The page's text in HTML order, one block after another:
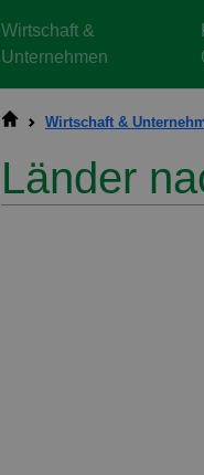
Wirtschaft &
Unternehmen
Wirtschaft &
Länder